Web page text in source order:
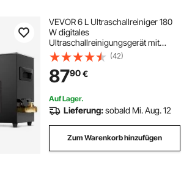
VEVOR 6 L Ultraschallreiniger 180
W digitales
Ultraschallreinigungsgerät mit
Schonmodus & verbesserter
Entgasung, 40 kHz industrieller
Schmuckreiniger mit Heizung &
Timer, für Brillen Uhren
(42)
8790€
Auf Lager.
Lieferung:sobald Mi. Aug. 12
Zum Warenkorb hinzufügen